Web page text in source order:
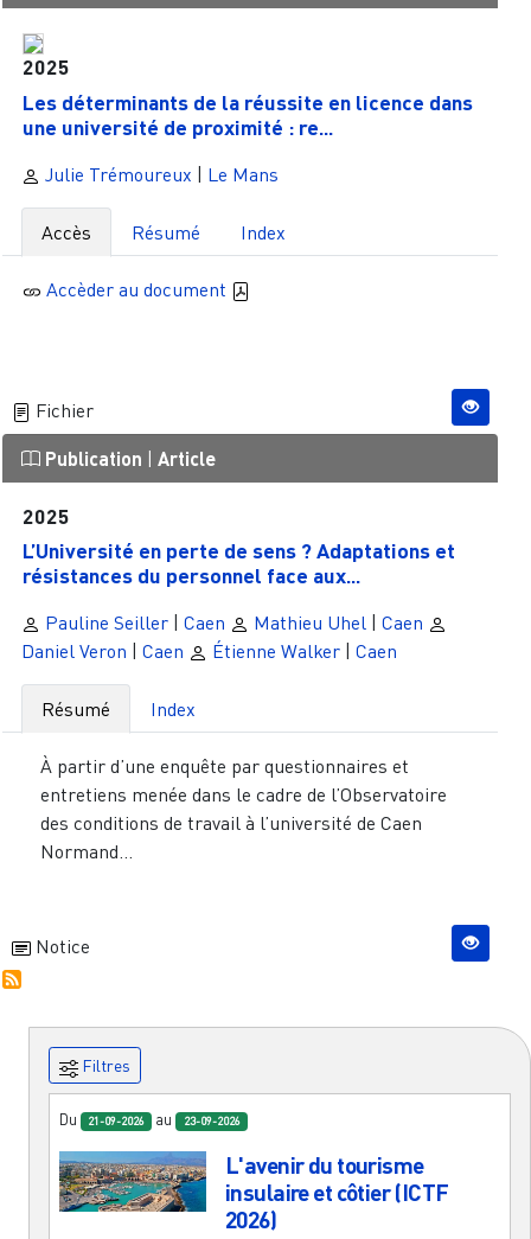
2025
Les déterminants de la réussite en licence dans
une université de proximité : re...
Julie Trémoureux | Le Mans
Accès Résumé Index
Accèder au document
Fichier
Publication | Article
2025
L’Université en perte de sens ? Adaptations et
résistances du personnel face aux...
Pauline Seiller| Caen Mathieu Uhel| Caen
Daniel Veron
Caen Étienne Walker| Caen
Résumé Index
À partir d’une enquête par questionnaires et
entretiens menée dans le cadre de l’Observatoire
des conditions de travail à l’université de Caen
Normand...
Notice
Filtres
Du 21-09-2026 au 23-09-2026
L'avenir du tourisme
insulaire et côtier (ICTF
2026)